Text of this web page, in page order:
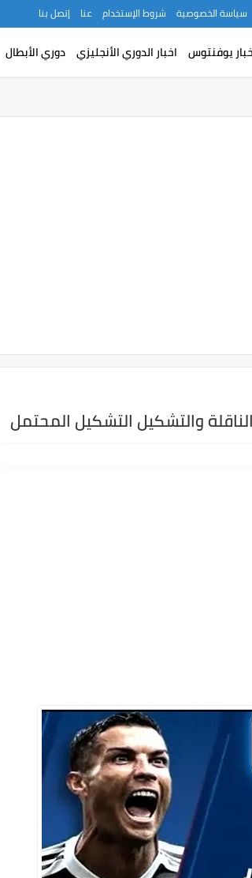
سياسة الخصوصية شروط الإستخدام عنا إتصل بنا
يوفنتوس اخبار الدوري الأنجليزي دوري الأبطال
والتشكيل التشكيل المحتمل